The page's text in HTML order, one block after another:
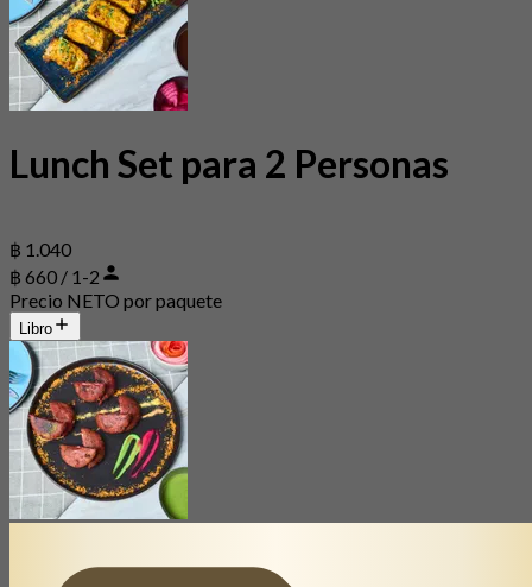
Lunch Set para 2 Personas
฿ 1.040
฿ 660 / 1-2
Precio NETO por paquete
Libro